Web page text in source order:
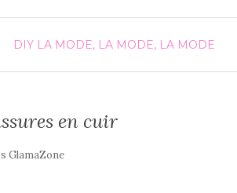
DIY LA MODE, LA MODE, LA MODE
en cuir
GlamaZone